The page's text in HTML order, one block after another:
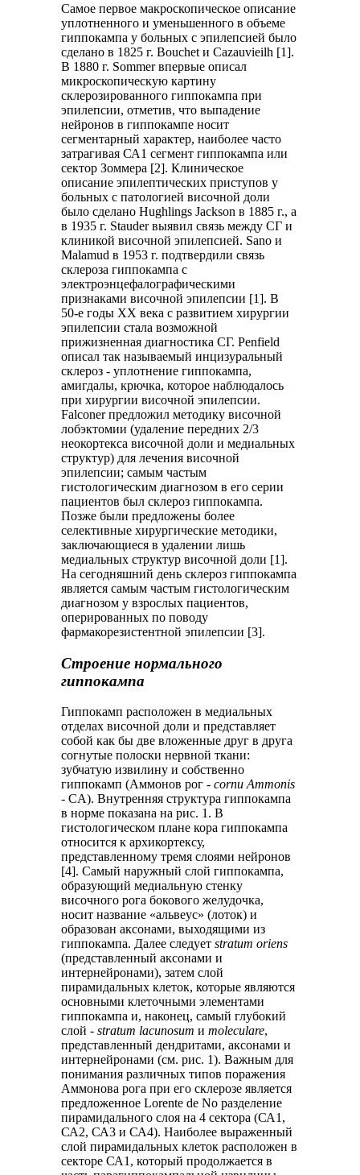
Самое первое макроскопическое описание
уплотненного и уменьшенного в объеме
гиппокампа у больных с эпилепсией было
сделано в 1825 г. Bouchet и Cazauvieilh [1].
В 1880 г. Sommer впервые описал
микроскопическую картину
склерозированного гиппокампа при
эпилепсии, отметив, что выпадение
нейронов в гиппокампе носит
сегментарный характер, наиболее часто
затрагивая СА1 сегмент гиппокампа или
сектор Зоммера [2]. Клиническое
описание эпилептических приступов у
больных с патологией височной доли
было сделано Hughlings Jackson в 1885 г., а
в 1935 г. Stauder выявил связь между СГ и
клиникой височной эпилепсией. Sano и
Malamud в 1953 г. подтвердили связь
склероза гиппокампа с
электроэнцефалографическими
признаками височной эпилепсии [1]. В
50-е годы XX века с развитием хирургии
эпилепсии стала возможной
прижизненная диагностика СГ. Penfield
описал так называемый инцизуральный
склероз - уплотнение гиппокампа,
амигдалы, крючка, которое наблюдалось
при хирургии височной эпилепсии.
Falconer предложил методику височной
лобэктомии (удаление передних 2/3
неокортекса височной доли и медиальных
структур) для лечения височной
эпилепсии; самым частым
гистологическим диагнозом в его серии
пациентов был склероз гиппокампа.
Позже были предложены более
селективные хирургические методики,
заключающиеся в удалении лишь
медиальных структур височной доли [1].
На сегодняшний день склероз гиппокампа
является самым частым гистологическим
диагнозом у взрослых пациентов,
оперированных по поводу
фармакорезистентной эпилепсии [3].
Строение нормального
гиппокампа
Гиппокамп расположен в медиальных
отделах височной доли и представляет
собой как бы две вложенные друг в друга
согнутые полоски нервной ткани:
зубчатую извилину и собственно
гиппокамп (Аммонов рог -cornu Ammonis
- CA). Внутренняя структура гиппокампа
в норме показана на рис. 1. В
гистологическом плане кора гиппокампа
относится к архикортексу,
представленному тремя слоями нейронов
[4]. Самый наружный слой гиппокампа,
образующий медиальную стенку
височного рога бокового желудочка,
носит название «альвеус» (лоток) и
образован аксонами, выходящими из
гиппокампа. Далее следуетstratum oriens
(представленный аксонами и
интернейронами), затем слой
пирамидальных клеток, которые являются
основными клеточными элементами
гиппокампа и, наконец, самый глубокий
слой -stratum lacunosum иmoleculare,
представленный дендритами, аксонами и
интернейронами (см. рис. 1). Важным для
понимания различных типов поражения
Аммонова рога при его склерозе является
предложенное Lorente de No разделение
пирамидального слоя на 4 сектора (СА1,
СА2, СА3 и СА4). Наиболее выраженный
слой пирамидальных клеток расположен в
секторе СА1, который продолжается в